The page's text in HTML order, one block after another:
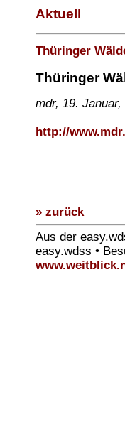
Aktuell
Thüringer
Thüringer
mdr, 19. Januar,
http://
» zurück
Aus der
easy.wdss •